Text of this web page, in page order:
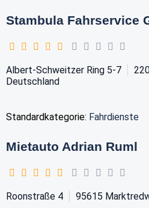
Stambula Fahrservice
Albert-Schweitzer Ring 5-7
Deutschland
Standardkategorie: Fahrdienste
Mietauto Adrian Ruml
Roonstraße 4 95615